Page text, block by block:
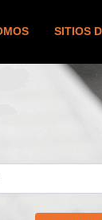
SITIOS